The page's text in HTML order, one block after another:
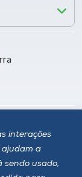
interações
ajudam a
sendo usado,